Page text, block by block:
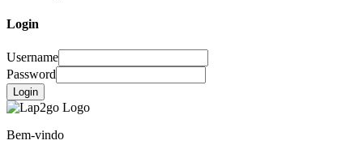
Login
Username
Password
Login
Bem-vindo